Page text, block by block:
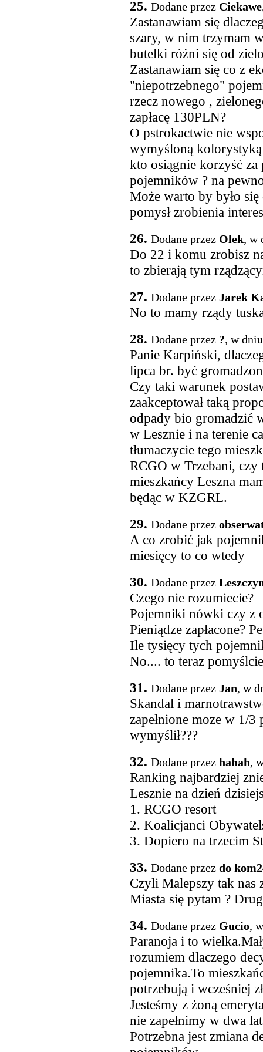
25. Dodane przez Ciekawe
Zastanawiam się
szary, w nim trzymam
butelki różni się od
Zastanawiam się co z
"niepotrzebnego"
rzecz nowego ,
zapłacę 130PLN?
O pstrokactwie nie
wymyśloną
kto osiągnie korzyść
pojemników ? na
Może warto by było
pomysł zrobienia
26. Dodane przez Olek, w
Do 22 i komu zrobisz
to zbierają tym
27. Dodane przez Jarek
No to mamy rządy
28. Dodane przez ?, w
Panie Karpiński,
lipca br. być
Czy taki warunek
zaakceptował taką
odpady bio gromadzić
w Lesznie i na terenie
tłumaczycie tego
RCGO w Trzebani,
mieszkańcy Leszna
będąc w KZGRL.
29. Dodane przez
A co zrobić jak
miesięcy to co wtedy
30. Dodane przez
Czego nie rozumiecie?
Pojemniki nówki czy z
Pieniądze zapłacone?
Ile tysięcy tych
No.... to teraz
31. Dodane przez Jan, w
Skandal i
zapełnione moze w 1/
wymyślił???
32. Dodane przez hahah,
Ranking najbardziej
Lesznie na dzień
1. RCGO resort
2. Koalicjanci
3. Dopiero na trzecim
33. Dodane przez do
Czyli Malepszy tak nas
Miasta się pytam ?
34. Dodane przez Gucio,
Paranoja i to
rozumiem dlaczego
pojemnika.To
potrzebują i wcześniej
Jesteśmy z żoną
nie zapełnimy w dwa
Potrzebna jest zmiana